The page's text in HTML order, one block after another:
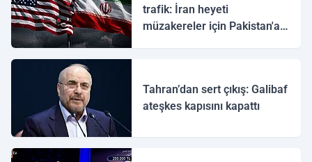
trafik: İran heyeti
müzakereler için Pakistan'a
Tahran’dan sert çıkış: Galibaf
ateşkes kapısını kapattı